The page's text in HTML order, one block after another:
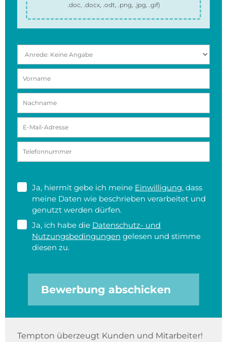
.doc, .docx, .odt, .png, .jpg, .gif)
Ja, hiermit gebe ich meine Einwilligung, dass
meine Daten wie beschrieben verarbeitet und
genutzt werden dürfen.
Ja, ich habe die Datenschutz- und
Nutzungsbedingungen gelesen und stimme
diesen zu.
Bewerbung abschicken
Tempton überzeugt Kunden und Mitarbeiter!